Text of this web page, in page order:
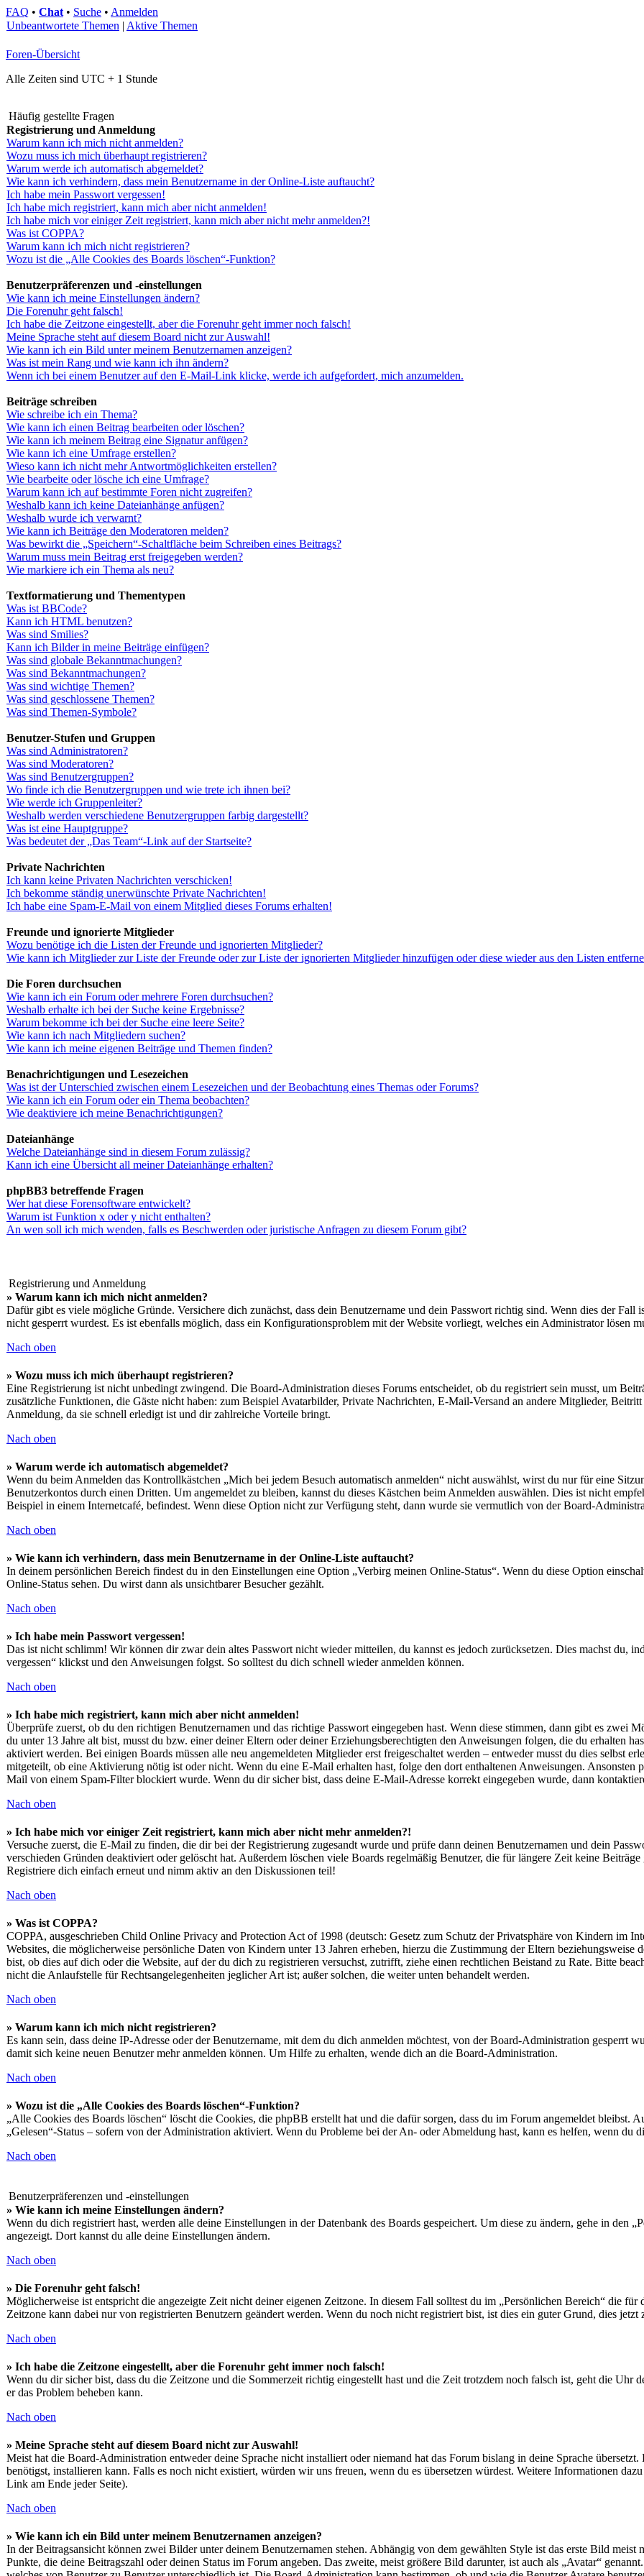
FAQ • Chat • Suche • Anmelden
Unbeantwortete Themen | Aktive Themen
Foren-Übersicht
Alle Zeiten sind UTC + 1 Stunde
Häufig gestellte Fragen
Registrierung und Anmeldung
Warum kann ich mich nicht anmelden?
Wozu muss ich mich überhaupt registrieren?
Warum werde ich automatisch abgemeldet?
Wie kann ich verhindern, dass mein Benutzername in der Online-Liste auftaucht?
Ich habe mein Passwort vergessen!
Ich habe mich registriert, kann mich aber nicht anmelden!
Ich habe mich vor einiger Zeit registriert, kann mich aber nicht mehr anmelden?!
Was ist COPPA?
Warum kann ich mich nicht registrieren?
Wozu ist die „Alle Cookies des Boards löschen“-Funktion?
Benutzerpräferenzen und -einstellungen
Wie kann ich meine Einstellungen ändern?
Die Forenuhr geht falsch!
Ich habe die Zeitzone eingestellt, aber die Forenuhr geht immer noch falsch!
Meine Sprache steht auf diesem Board nicht zur Auswahl!
Wie kann ich ein Bild unter meinem Benutzernamen anzeigen?
Was ist mein Rang und wie kann ich ihn ändern?
Wenn ich bei einem Benutzer auf den E-Mail-Link klicke, werde ich aufgefordert, mich anzumelden.
Beiträge schreiben
Wie schreibe ich ein Thema?
Wie kann ich einen Beitrag bearbeiten oder löschen?
Wie kann ich meinem Beitrag eine Signatur anfügen?
Wie kann ich eine Umfrage erstellen?
Wieso kann ich nicht mehr Antwortmöglichkeiten erstellen?
Wie bearbeite oder lösche ich eine Umfrage?
Warum kann ich auf bestimmte Foren nicht zugreifen?
Weshalb kann ich keine Dateianhänge anfügen?
Weshalb wurde ich verwarnt?
Wie kann ich Beiträge den Moderatoren melden?
Was bewirkt die „Speichern“-Schaltfläche beim Schreiben eines Beitrags?
Warum muss mein Beitrag erst freigegeben werden?
Wie markiere ich ein Thema als neu?
Textformatierung und Thementypen
Was ist BBCode?
Kann ich HTML benutzen?
Was sind Smilies?
Kann ich Bilder in meine Beiträge einfügen?
Was sind globale Bekanntmachungen?
Was sind Bekanntmachungen?
Was sind wichtige Themen?
Was sind geschlossene Themen?
Was sind Themen-Symbole?
Benutzer-Stufen und Gruppen
Was sind Administratoren?
Was sind Moderatoren?
Was sind Benutzergruppen?
Wo finde ich die Benutzergruppen und wie trete ich ihnen bei?
Wie werde ich Gruppenleiter?
Weshalb werden verschiedene Benutzergruppen farbig dargestellt?
Was ist eine Hauptgruppe?
Was bedeutet der „Das Team“-Link auf der Startseite?
Private Nachrichten
Ich kann keine Privaten Nachrichten verschicken!
Ich bekomme ständig unerwünschte Private Nachrichten!
Ich habe eine Spam-E-Mail von einem Mitglied dieses Forums erhalten!
Freunde und ignorierte Mitglieder
Wozu benötige ich die Listen der Freunde und ignorierten Mitglieder?
Wie kann ich Mitglieder zur Liste der Freunde oder zur Liste der ignorierten Mitglieder hinzufügen oder diese wieder aus den Listen
Die Foren durchsuchen
Wie kann ich ein Forum oder mehrere Foren durchsuchen?
Weshalb erhalte ich bei der Suche keine Ergebnisse?
Warum bekomme ich bei der Suche eine leere Seite?
Wie kann ich nach Mitgliedern suchen?
Wie kann ich meine eigenen Beiträge und Themen finden?
Benachrichtigungen und Lesezeichen
Was ist der Unterschied zwischen einem Lesezeichen und der Beobachtung eines Themas oder Forums?
Wie kann ich ein Forum oder ein Thema beobachten?
Wie deaktiviere ich meine Benachrichtigungen?
Dateianhänge
Welche Dateianhänge sind in diesem Forum zulässig?
Kann ich eine Übersicht all meiner Dateianhänge erhalten?
phpBB3 betreffende Fragen
Wer hat diese Forensoftware entwickelt?
Warum ist Funktion x oder y nicht enthalten?
An wen soll ich mich wenden, falls es Beschwerden oder juristische Anfragen zu diesem Forum gibt?
Registrierung und Anmeldung
» Warum kann ich mich nicht anmelden?
Dafür gibt es viele mögliche Gründe. Versichere dich zunächst, dass dein Benutzername und dein Passwort richtig sind. Wenn dies der Fall
nicht gesperrt wurdest. Es ist ebenfalls möglich, dass ein Konfigurationsproblem mit der Website vorliegt, welches ein Administrator lösen
Nach oben
» Wozu muss ich mich überhaupt registrieren?
Eine Registrierung ist nicht unbedingt zwingend. Die Board-Administration dieses Forums entscheidet, ob du registriert sein musst, um
zusätzliche Funktionen, die Gäste nicht haben: zum Beispiel Avatarbilder, Private Nachrichten, E-Mail-Versand an andere Mitglieder,
Anmeldung, da sie schnell erledigt ist und dir zahlreiche Vorteile bringt.
Nach oben
» Warum werde ich automatisch abgemeldet?
Wenn du beim Anmelden das Kontrollkästchen „Mich bei jedem Besuch automatisch anmelden“ nicht auswählst, wirst du nur für eine
Benutzerkontos durch einen Dritten. Um angemeldet zu bleiben, kannst du dieses Kästchen beim Anmelden auswählen. Dies ist nicht
Beispiel in einem Internetcafé, befindest. Wenn diese Option nicht zur Verfügung steht, dann wurde sie vermutlich von der Board-
Nach oben
» Wie kann ich verhindern, dass mein Benutzername in der Online-Liste auftaucht?
In deinem persönlichen Bereich findest du in den Einstellungen eine Option „Verbirg meinen Online-Status“. Wenn du diese Option
Online-Status sehen. Du wirst dann als unsichtbarer Besucher gezählt.
Nach oben
» Ich habe mein Passwort vergessen!
Das ist nicht schlimm! Wir können dir zwar dein altes Passwort nicht wieder mitteilen, du kannst es jedoch zurücksetzen. Dies machst du,
vergessen“ klickst und den Anweisungen folgst. So solltest du dich schnell wieder anmelden können.
Nach oben
» Ich habe mich registriert, kann mich aber nicht anmelden!
Überprüfe zuerst, ob du den richtigen Benutzernamen und das richtige Passwort eingegeben hast. Wenn diese stimmen, dann gibt es zwei
du unter 13 Jahre alt bist, musst du bzw. einer deiner Eltern oder deiner Erziehungsberechtigten den Anweisungen folgen, die du erhalten
aktiviert werden. Bei einigen Boards müssen alle neu angemeldeten Mitglieder erst freigeschaltet werden – entweder musst du dies selbst
mitgeteilt, ob eine Aktivierung nötig ist oder nicht. Wenn du eine E-Mail erhalten hast, folge den dort enthaltenen Anweisungen.
Mail von einem Spam-Filter blockiert wurde. Wenn du dir sicher bist, dass deine E-Mail-Adresse korrekt eingegeben wurde, dann
Nach oben
» Ich habe mich vor einiger Zeit registriert, kann mich aber nicht mehr anmelden?!
Versuche zuerst, die E-Mail zu finden, die dir bei der Registrierung zugesandt wurde und prüfe dann deinen Benutzernamen und dein
verschieden Gründen deaktiviert oder gelöscht hat. Außerdem löschen viele Boards regelmäßig Benutzer, die für längere Zeit keine
Registriere dich einfach erneut und nimm aktiv an den Diskussionen teil!
Nach oben
» Was ist COPPA?
COPPA, ausgeschrieben Child Online Privacy and Protection Act of 1998 (deutsch: Gesetz zum Schutz der Privatsphäre von Kindern im
Websites, die möglicherweise persönliche Daten von Kindern unter 13 Jahren erheben, hierzu die Zustimmung der Eltern beziehungsweise
bist, ob dies auf dich oder die Website, auf der du dich zu registrieren versuchst, zutrifft, ziehe einen rechtlichen Beistand zu Rate. Bitte
nicht die Anlaufstelle für Rechtsangelegenheiten jeglicher Art ist; außer solchen, die weiter unten behandelt werden.
Nach oben
» Warum kann ich mich nicht registrieren?
Es kann sein, dass deine IP-Adresse oder der Benutzername, mit dem du dich anmelden möchtest, von der Board-Administration gesperrt
damit sich keine neuen Benutzer mehr anmelden können. Um Hilfe zu erhalten, wende dich an die Board-Administration.
Nach oben
» Wozu ist die „Alle Cookies des Boards löschen“-Funktion?
„Alle Cookies des Boards löschen“ löscht die Cookies, die phpBB erstellt hat und die dafür sorgen, dass du im Forum angemeldet bleibst.
„Gelesen“-Status – sofern von der Administration aktiviert. Wenn du Probleme bei der An- oder Abmeldung hast, kann es helfen, wenn du
Nach oben
Benutzerpräferenzen und -einstellungen
» Wie kann ich meine Einstellungen ändern?
Wenn du dich registriert hast, werden alle deine Einstellungen in der Datenbank des Boards gespeichert. Um diese zu ändern, gehe in den
angezeigt. Dort kannst du alle deine Einstellungen ändern.
Nach oben
» Die Forenuhr geht falsch!
Möglicherweise ist entspricht die angezeigte Zeit nicht deiner eigenen Zeitzone. In diesem Fall solltest du im „Persönlichen Bereich“ die
Zeitzone kann dabei nur von registrierten Benutzern geändert werden. Wenn du noch nicht registriert bist, ist dies ein guter Grund, dies jetzt
Nach oben
» Ich habe die Zeitzone eingestellt, aber die Forenuhr geht immer noch falsch!
Wenn du dir sicher bist, dass du die Zeitzone und die Sommerzeit richtig eingestellt hast und die Zeit trotzdem noch falsch ist, geht die Uhr
er das Problem beheben kann.
Nach oben
» Meine Sprache steht auf diesem Board nicht zur Auswahl!
Meist hat die Board-Administration entweder deine Sprache nicht installiert oder niemand hat das Forum bislang in deine Sprache
benötigst, installieren kann. Falls es noch nicht existiert, würden wir uns freuen, wenn du es übersetzen würdest. Weitere Informationen
Link am Ende jeder Seite).
Nach oben
» Wie kann ich ein Bild unter meinem Benutzernamen anzeigen?
In der Beitragsansicht können zwei Bilder unter deinem Benutzernamen stehen. Abhängig von dem gewählten Style ist das erste Bild
Punkte, die deine Beitragszahl oder deinen Status im Forum angeben. Das zweite, meist größere Bild darunter, ist auch als „Avatar“